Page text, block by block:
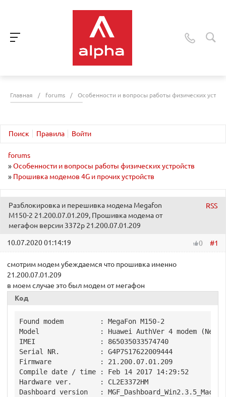
Главная / forums / Особенности и вопросы работы физических
Поиск Правила Войти
forums
»Особенности и вопросы работы физических устройств
» Прошивка модемов 4G и прочих устройств
RSS
Разблокировка и перешивка модема Megafon
M150-2 21.200.07.01.209, Прошивка модема от
мегафон версии 3372р 21.200.07.01.209
#1
0
10.07.2020 01:14:19
смотрим модем убеждаемся что прошивка именно
21.200.07.01.209
в моем случае это был модем от мегафон
Код
Found modem         : MegaFon M150-2
Model               : Huawei AuthVer 4 modem (New)
IMEI                : 865035033574740
Serial NR.          : G4P7S17622009444
Firmware            : 21.200.07.01.209
Compile date / time : Feb 14 2017 14:29:52
Hardware ver.       : CL2E3372HM
Dashboard version   :